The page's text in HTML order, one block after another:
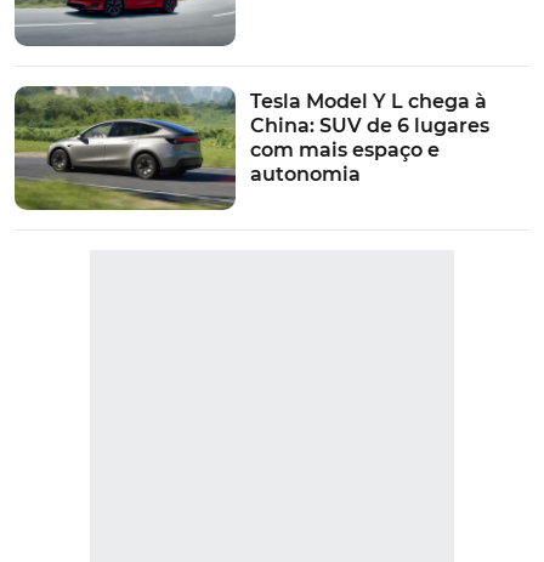
Tesla Model Y L chega à
China: SUV de 6 lugares
com mais espaço e
autonomia